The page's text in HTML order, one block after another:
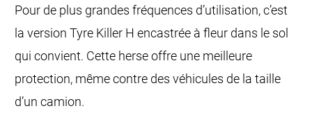
Pour de plus grandes fréquences d’utilisation, c’est
la version Tyre Killer H encastrée à fleur dans le sol
qui convient. Cette herse offre une meilleure
protection, même contre des véhicules de la taille
d’un camion.